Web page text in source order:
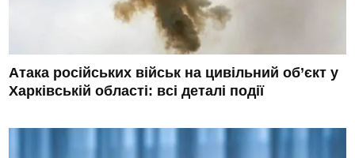
Атака російських військ на цивільний об’єкт у
Харківській області: всі деталі події